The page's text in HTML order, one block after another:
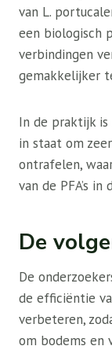
van L.
een biologisch
verbindingen
gemakkelijker
In de praktijk
in staat om
ontrafelen,
van de PFA’s
De
De
de efficiëntie
verbeteren,
om bodems en